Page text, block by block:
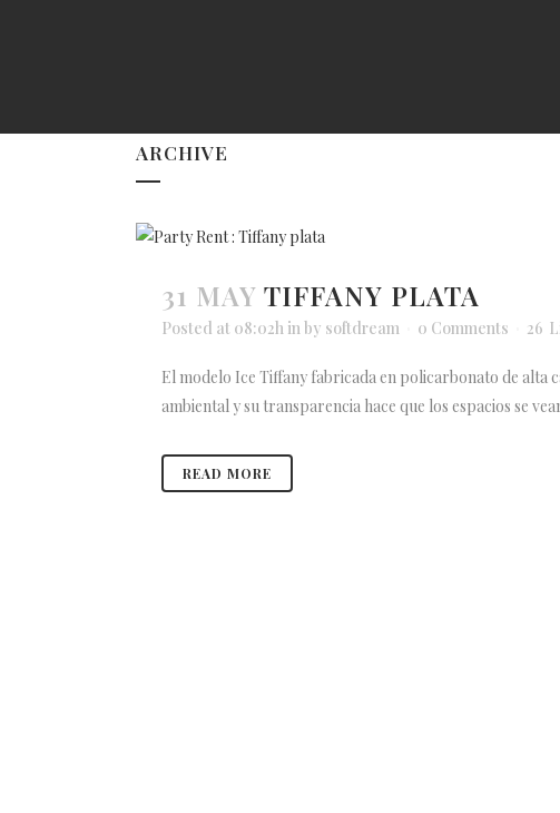
ARCHIVE
31 MAY TIFFANY PLATA
Posted at 08:02h inby softdream 0 Comments 26
El modelo Ice Tiffany fabricada en policarbonato de alta
ambiental y su transparencia hace que los espacios se
READ MORE